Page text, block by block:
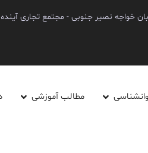
خواجه نصیر جنوبی - مجتمع تجاری آینده - طبقه
مطالب آموزشی